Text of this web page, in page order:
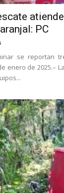
PC
se reportan
enero de 2025.–